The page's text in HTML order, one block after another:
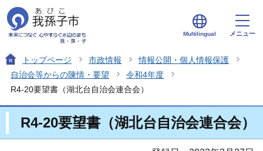
Multilingual メニュー
トップページ 市政情報
情報公開・個人情報保護
自治会等からの陳情・要望
令和4年度
R4-20要望書（湖北台自治会連合会）
R4-20要望書（湖北台自治会連合会）